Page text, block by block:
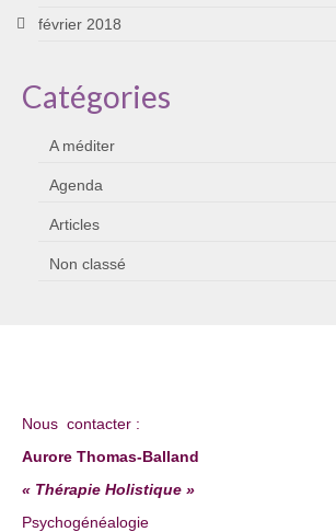
février 2018
Catégories
A méditer
Agenda
Articles
Non classé
Nous contacter :
Aurore Thomas-Balland
« Thérapie Holistique »
Psychogénéalogie